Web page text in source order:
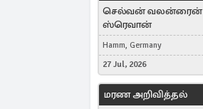
செல்வன் வலன்ரைன்
ஸ்ரெவான்
Hamm, Germany
27 Jul, 2026
மரண அறிவித்தல்